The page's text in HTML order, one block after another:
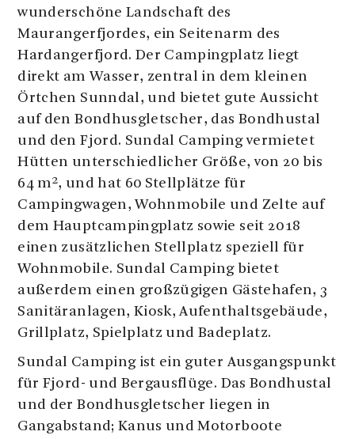
wunderschöne Landschaft des
Maurangerfjordes, ein Seitenarm des
Hardangerfjord. Der Campingplatz liegt
direkt am Wasser, zentral in dem kleinen
Örtchen Sunndal, und bietet gute Aussicht
auf den Bondhusgletscher, das Bondhustal
und den Fjord. Sundal Camping vermietet
Hütten unterschiedlicher Größe, von 20 bis
64 m², und hat 60 Stellplätze für
Campingwagen, Wohnmobile und Zelte auf
dem Hauptcampingplatz sowie seit 2018
einen zusätzlichen Stellplatz speziell für
Wohnmobile. Sundal Camping bietet
außerdem einen großzügigen Gästehafen, 3
Sanitäranlagen, Kiosk, Aufenthaltsgebäude,
Grillplatz, Spielplatz und Badeplatz.
Sundal Camping ist ein guter Ausgangspunkt
für Fjord- und Bergausflüge. Das Bondhustal
und der Bondhusgletscher liegen in
Gangabstand; Kanus und Motorboote